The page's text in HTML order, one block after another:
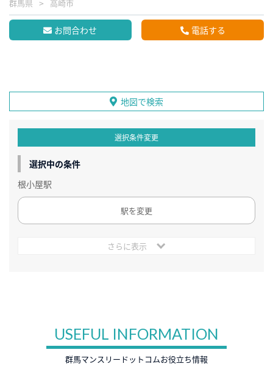
群馬県 高崎市
お問合わせ 電話する
地図で検索
選択条件変更
選択中の条件
根小屋駅
駅を変更
さらに表示
USEFUL INFORMATION
群馬マンスリードットコムお役立ち情報